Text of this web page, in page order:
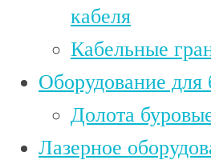
кабеля
Кабельные
Оборудование для
Долота
Лазерное